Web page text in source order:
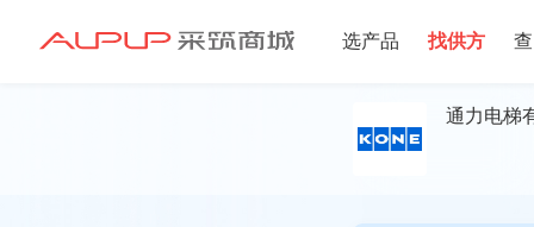
选产品 找供方
招募寻源
通力电梯